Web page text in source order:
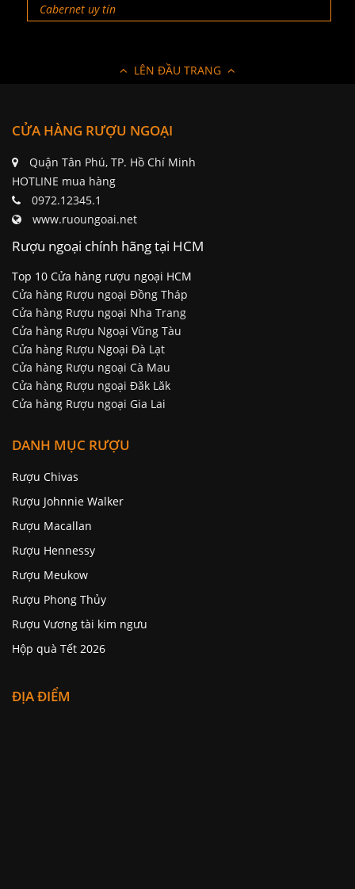
Cabernet uy tín
LÊN ĐẦU TRANG
CỬA HÀNG RƯỢU NGOẠI
Quận Tân Phú, TP. Hồ Chí Minh
HOTLINE mua hàng
0972.12345.1
www.ruoungoai.net
Rượu ngoại chính hãng tại HCM
Top 10 Cửa hàng rượu ngoại HCM
Cửa hàng Rượu ngoại Đồng Tháp
Cửa hàng Rượu ngoại Nha Trang
Cửa hàng Rượu Ngoại Vũng Tàu
Cửa hàng Rượu Ngoại Đà Lạt
Cửa hàng Rượu ngoại Cà Mau
Cửa hàng Rượu ngoại Đăk Lăk
Cửa hàng Rượu ngoại Gia Lai
DANH MỤC RƯỢU
Rượu Chivas
Rượu Johnnie Walker
Rượu Macallan
Rượu Hennessy
Rượu Meukow
Rượu Phong Thủy
Rượu Vương tài kim ngưu
Hộp quà Tết 2026
ĐỊA ĐIỂM